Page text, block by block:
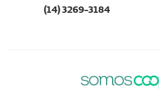
Paulista